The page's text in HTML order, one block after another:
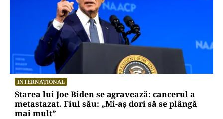
INTERNAȚIONAL
Starea lui Joe Biden se agravează: cancerul a
metastazat. Fiul său: „Mi-aș dori să se plângă
mai mult”